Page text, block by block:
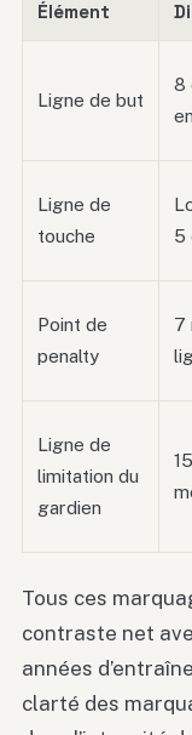
Élément
Ligne de but
8
Ligne de
touche
5
Point de
penalty
7
Ligne de
limitation du
gardien
Tous ces
contraste net
années
clarté des